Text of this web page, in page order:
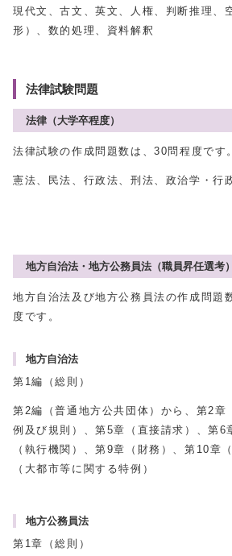
現代文、古文、英文、人権、判断推理、
形）、数的処理、資料解釈
法律試験問題
法律（大学卒程度）
法律試験の作成問題数は、30問程度です。
憲法、民法、行政法、刑法、政治学・行
地方自治法・地方公務員法（職員昇任選考）
地方自治法及び地方公務員法の作成問題
度です。
地方自治法
第1編（総則）
第2編（普通地方公共団体）から、第2章
例及び規則）、第5章（直接請求）、第6
（執行機関）、第9章（財務）、第10章
（大都市等に関する特例）
地方公務員法
第1章（総則）